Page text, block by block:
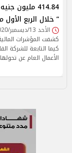
414.84
” خلال الربع الأول من
الأحد 13/ديسمبر/2020 - 01:56 م
كشفت المؤشرات
كيما التابعة للشركة
الأعمال العام عن